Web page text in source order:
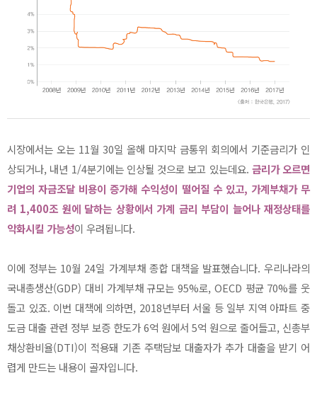
시장에서는 오는 11월 30일 올해 마지막 금통위 회의에서 기준금리가 인
상되거나, 내년 1/4분기에는 인상될 것으로 보고 있는데요. 금리가 오르면
기업의 자금조달 비용이 증가해 수익성이 떨어질 수 있고, 가계부채가 무
려 1,400조 원에 달하는 상황에서 가계 금리 부담이 늘어나 재정상태를
악화시킬 가능성이 우려됩니다.
이에 정부는 10월 24일 가계부채 종합 대책을 발표했습니다. 우리나라의
국내총생산(GDP) 대비 가계부채 규모는 95%로, OECD 평균 70%를 웃
돌고 있죠. 이번 대책에 의하면, 2018년부터 서울 등 일부 지역 아파트 중
도금 대출 관련 정부 보증 한도가 6억 원에서 5억 원으로 줄어들고, 신총부
채상환비율(DTI)이 적용돼 기존 주택담보 대출자가 추가 대출을 받기 어
렵게 만드는 내용이 골자입니다.